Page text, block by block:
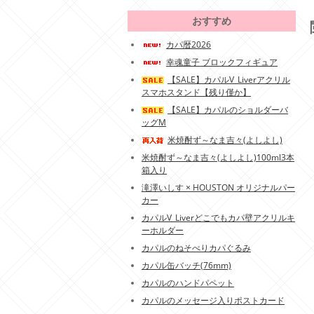
おすすめ
カパ暦2026
幸魂童子 ブロックフィギュア
【SALE】カパルV_Liverアクリル
スマホスタンド【残り僅か】
【SALE】カパルのショルダーバ
ッグM
米焼酎ず～なま吉々(よしよし)
米焼酎ず～なま吉々(よしよし)100ml3本
箱入り
滝澤いしす × HOUSTON オリジナルパー
カー
カパルV_Liverどこでもカパ壁アクリルキ
ーホルダー
カパルのねそべりカパぐるみ
カパル缶バッチ(76mm)
カパルのハンドパペット
カパルのメッセージ入りポストカード